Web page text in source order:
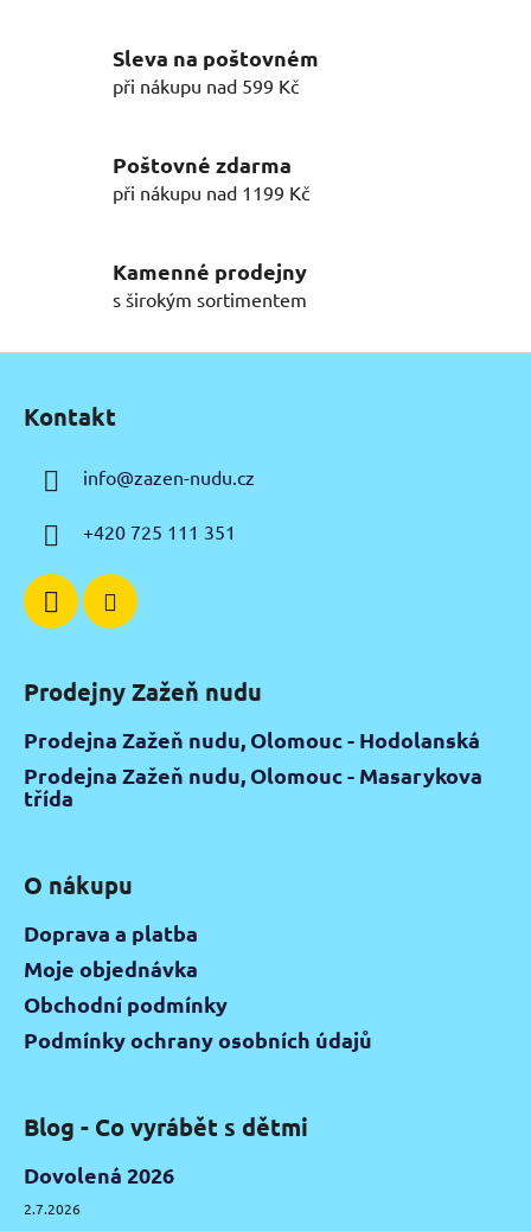
á
d
í
p
k
y
ý
Sleva na poštovném
při nákupu nad 599 Kč
Poštovné zdarma
při nákupu nad 1199 Kč
Kamenné prodejny
s širokým sortimentem
Kontakt
info@zazen-nudu.cz
+420 725 111 351
Prodejny Zažeň nudu
Prodejna Zažeň nudu, Olomouc - Hodolanská
Prodejna Zažeň nudu, Olomouc - Masarykova
třída
O nákupu
Doprava a platba
Moje objednávka
Obchodní podmínky
Podmínky ochrany osobních údajů
Blog - Co vyrábět s dětmi
Dovolená 2026
2.7.2026